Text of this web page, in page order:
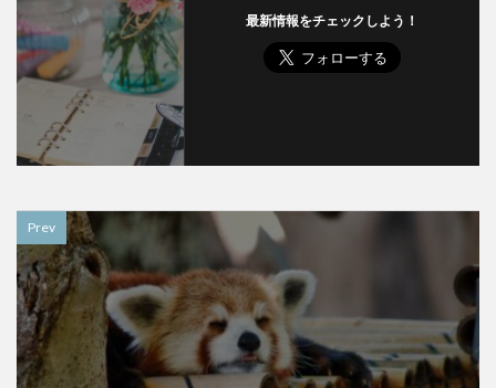
最新情報をチェックしよう！
Prev